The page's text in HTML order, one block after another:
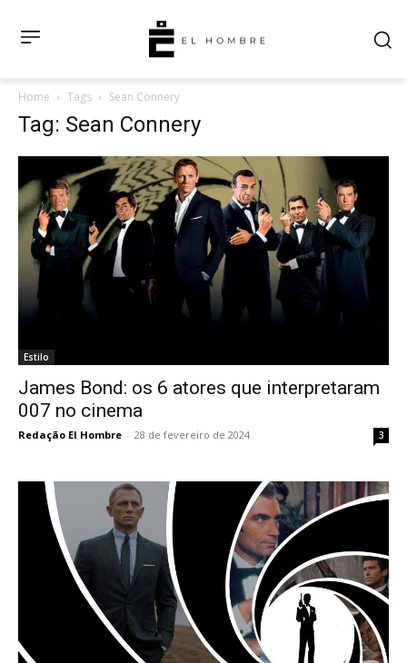
Home Tags Sean Connery
Tag: Sean Connery
Estilo
James Bond: os 6 atores que interpretaram
007 no cinema
Redação El Hombre - 28 de fevereiro de 2024 3